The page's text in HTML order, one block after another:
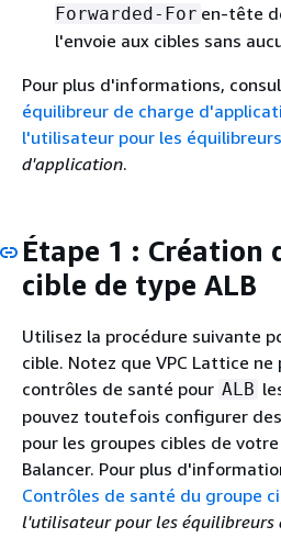
Forwarded-For en-tête
l'envoie aux cibles sans
Pour plus d'informations,
équilibreur de charge
l'utilisateur pour les équilibreurs
d'application.
Étape 1 : Création
cible de type ALB
Utilisez la procédure suivante
cible. Notez que VPC Lattice
contrôles de santé pour ALB
pouvez toutefois configurer
pour les groupes cibles de
Balancer. Pour plus
Contrôles de santé du groupe
l'utilisateur pour les équilibreurs